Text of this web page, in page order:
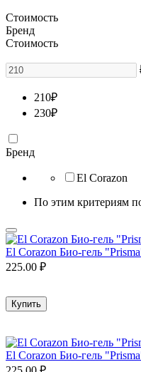
Стоимость
Бренд
Стоимость
210₽
230₽
Бренд
El Corazon
По этим критериям
El Corazon Био-гель
225.00 ₽
Купить
El Corazon Био-гель